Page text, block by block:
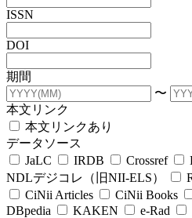
ISSN
DOI
期間
〜
本文リンク
本文リンクあり
データソース
JaLC
IRDB Crossref
NDLデジコレ（旧NII-ELS）
CiNii Articles
CiNii Books
DBpedia
KAKEN e-Rad